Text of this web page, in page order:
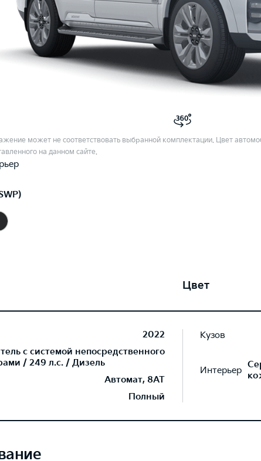
может не соответствовать выбранной комплектации. Цвет
на данном сайте.
2022
с системой непосредственного
/ 249 л.с. / Дизель
Автомат, 8AT
Полный
Цвет
Кузов
Интерьер